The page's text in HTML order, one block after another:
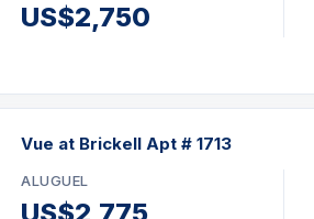
US$2,750
Vue at Brickell Apt # 1713
ALUGUEL